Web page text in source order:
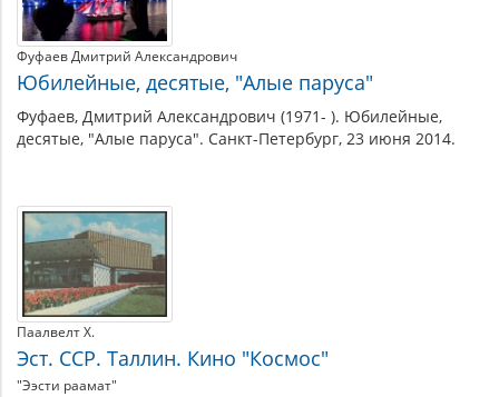
Фуфаев Дмитрий Александрович
Юбилейные, десятые, "Алые паруса"
Фуфаев, Дмитрий Александрович (1971- ). Юбилейные,
десятые, "Алые паруса". Санкт-Петербург, 23 июня 2014.
Паалвелт Х.
Эст. ССР. Таллин. Кино "Космос"
"Ээсти раамат"